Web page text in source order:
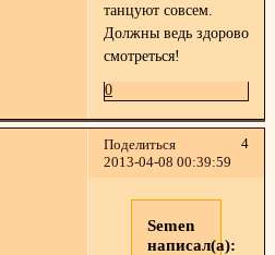
танцуют совсем.
Должны ведь здорово
смотреться!
0
Поделиться
4
2013-04-08 00:39:59
Semen
написал(а):